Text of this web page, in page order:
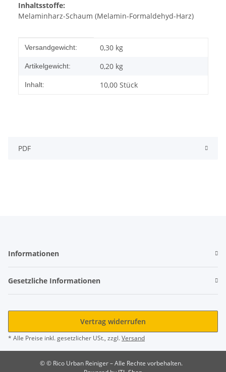
Inhaltsstoffe:
Melaminharz-Schaum (Melamin-Formaldehyd-Harz)
Produkteigenschaft
Wert
Versandgewicht: 0,30 kg
Artikelgewicht: 0,20 kg
Inhalt: 10,00 Stück
PDF
Informationen
Gesetzliche Informationen
Vertrag widerrufen
* Alle Preise inkl. gesetzlicher USt., zzgl.Versand
© © Rico Urban Reiniger – Alle Rechte vorbehalten.